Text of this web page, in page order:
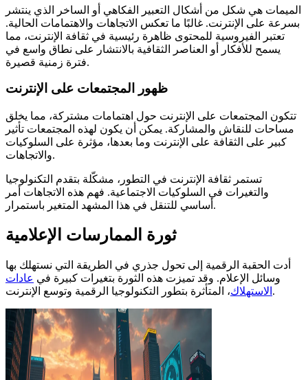
الميمات هي شكل من أشكال التعبير الفكاهي أو الساخر الذي ينتشر
بسرعة على الإنترنت. غالبًا ما تعكس الاتجاهات والاهتمامات الحالية.
تعتبر الفيروسية للمحتوى ظاهرة رئيسية في ثقافة الإنترنت، مما
يسمح للأفكار أو العناصر الثقافية بالانتشار على نطاق واسع في
فترة زمنية قصيرة.
ظهور المجتمعات على الإنترنت
تتكون المجتمعات على الإنترنت حول اهتمامات مشتركة، مما يخلق
مساحات للنقاش والمشاركة. يمكن أن يكون لهذه المجتمعات تأثير
كبير على الثقافة على الإنترنت وما بعدها، مؤثرة على السلوكيات
والاتجاهات.
تستمر ثقافة الإنترنت في التطور، مشكّلة بتقدم التكنولوجيا
والتغيرات في السلوكيات الاجتماعية. فهم هذه الاتجاهات أمر
أساسي للتنقل في هذا المشهد المتغير باستمرار.
ثورة الممارسات الإعلامية
أدت الحقبة الرقمية إلى تحول جذري في الطريقة التي نستهلك بها
وسائل الإعلام. وقد تميزت هذه الثورة بتغيرات كبيرة في عادات
الاستهلاك ، المتأثرة بتطور التكنولوجيا الرقمية وتوسع الإنترنت.